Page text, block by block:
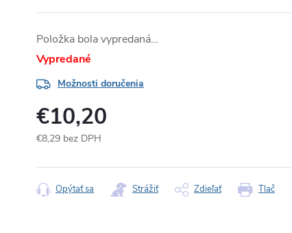
Položka bola vypredaná…
Vypredané
Možnosti doručenia
€10,20
€8,29 bez DPH
cena:
Tlač
Opýtať sa Strážiť Zdieľať